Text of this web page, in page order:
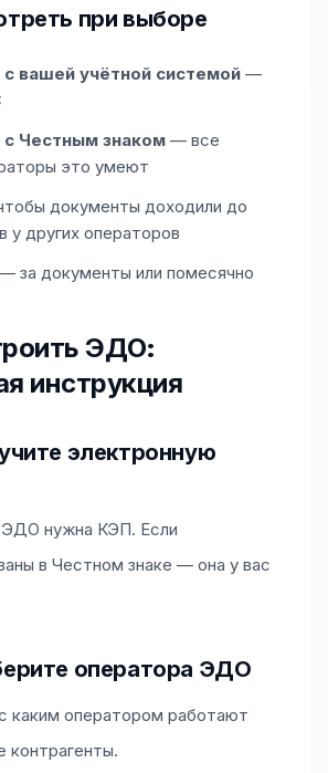
при выборе
с вашей учётной системой —
с Честным знаком — все
это умеют
документы доходили до
у других операторов
— за документы или помесячно
ЭДО:
инструкция
электронную
нужна КЭП. Если
в Честном знаке — она у вас
оператора ЭДО
каким оператором работают
контрагенты.